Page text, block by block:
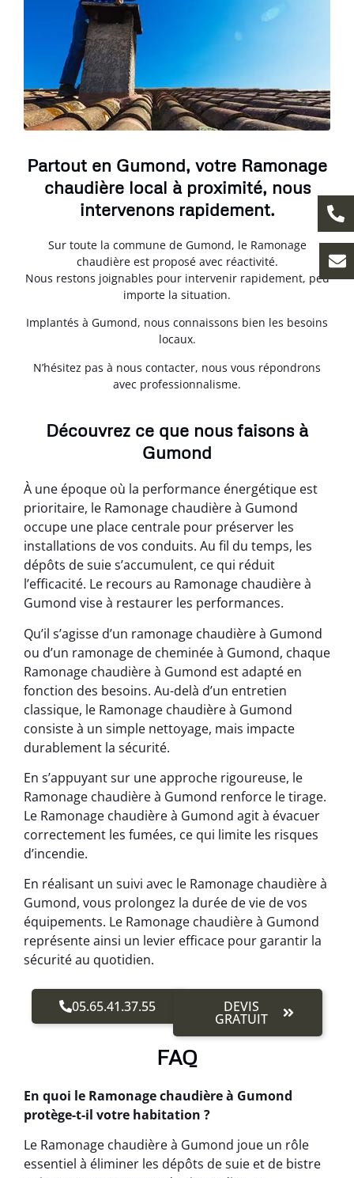
Partout en Gumond, votre Ramonage
chaudière local à proximité, nous
intervenons rapidement.
Sur toute la commune de Gumond, le Ramonage
chaudière est proposé avec réactivité.
Nous restons joignables pour intervenir rapidement, peu
importe la situation.
Implantés à Gumond, nous connaissons bien les besoins
locaux.
N’hésitez pas à nous contacter, nous vous répondrons
avec professionnalisme.
Découvrez ce que nous faisons à
Gumond
À une époque où la performance énergétique est
prioritaire, le Ramonage chaudière à Gumond
occupe une place centrale pour préserver les
installations de vos conduits. Au fil du temps, les
dépôts de suie s’accumulent, ce qui réduit
l’efficacité. Le recours au Ramonage chaudière à
Gumond vise à restaurer les performances.
Qu’il s’agisse d’un ramonage chaudière à Gumond
ou d’un ramonage de cheminée à Gumond, chaque
Ramonage chaudière à Gumond est adapté en
fonction des besoins. Au-delà d’un entretien
classique, le Ramonage chaudière à Gumond
consiste à un simple nettoyage, mais impacte
durablement la sécurité.
En s’appuyant sur une approche rigoureuse, le
Ramonage chaudière à Gumond renforce le tirage.
Le Ramonage chaudière à Gumond agit à évacuer
correctement les fumées, ce qui limite les risques
d’incendie.
En réalisant un suivi avec le Ramonage chaudière à
Gumond, vous prolongez la durée de vie de vos
équipements. Le Ramonage chaudière à Gumond
représente ainsi un levier efficace pour garantir la
sécurité au quotidien.
05.65.41.37.55 DEVIS
GRATUIT
FAQ
En quoi le Ramonage chaudière à Gumond
protège-t-il votre habitation ?
Le Ramonage chaudière à Gumond joue un rôle
essentiel à éliminer les dépôts de suie et de bistre